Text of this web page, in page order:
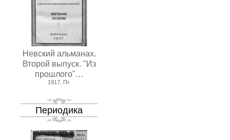
Невский альманах.
Второй выпуск. "Из
прошлого"…
1917, Пг.
Периодика